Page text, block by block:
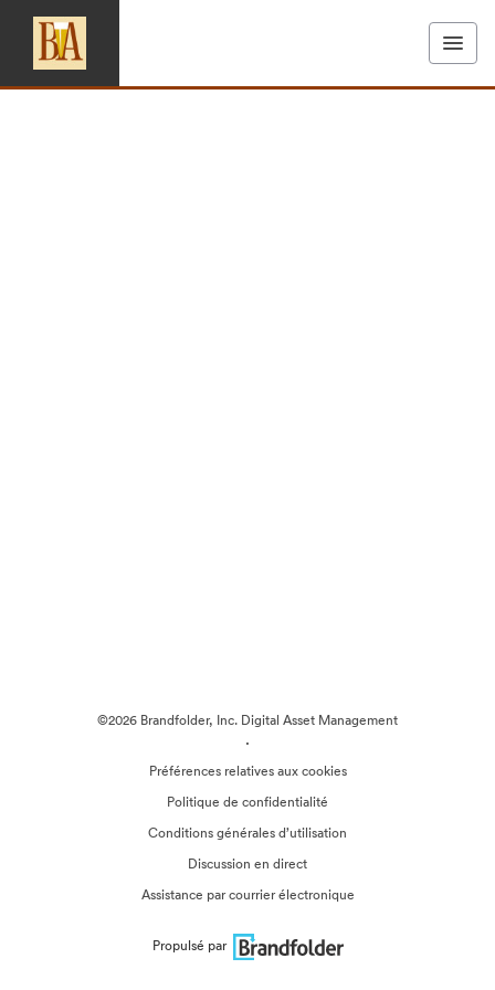
©2026 Brandfolder, Inc. Digital Asset Management
·
Préférences relatives aux cookies
Politique de confidentialité
Conditions générales d’utilisation
Discussion en direct
Assistance par courrier électronique
Propulsé par